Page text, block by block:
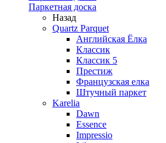
Паркетная доска
Назад
Quartz Parquet
Английская Ёлка
Классик
Классик 5
Престиж
Французская елка
Штучный паркет
Karelia
Dawn
Essence
Impressio